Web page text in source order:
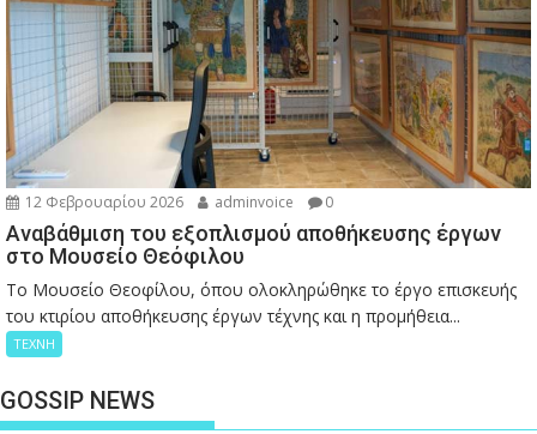
12 Φεβρουαρίου 2026 adminvoice 0
Αναβάθμιση του εξοπλισμού αποθήκευσης έργων
στο Μουσείο Θεόφιλου
Το Μουσείο Θεοφίλου, όπου ολοκληρώθηκε το έργο επισκευής
του κτιρίου αποθήκευσης έργων τέχνης και η προμήθεια...
ΤΕΧΝΗ
GOSSIP NEWS